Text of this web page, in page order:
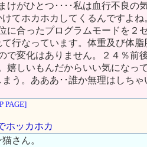
けがひとつ････私は血行不良の
てホカホカしてくるんですよ
に合ったプログラムモードを２
行なっています。体重及び体
で変化はありません。２４％前
嬉しいもんだからいい気になっ
う。あああ･･誰か無理はしち
PAGE]
ホッカホカ
さん。